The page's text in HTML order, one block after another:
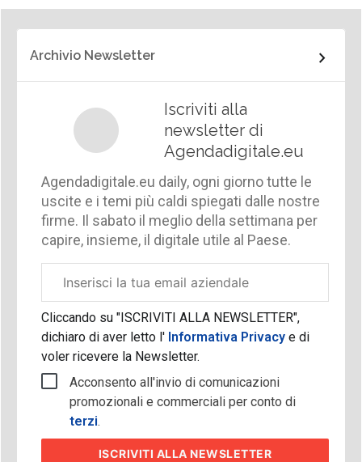
Archivio Newsletter
Iscriviti alla
newsletter di
Agendadigitale.eu
Agendadigitale.eu daily, ogni giorno tutte le
uscite e i temi più caldi spiegati dalle nostre
firme. Il sabato il meglio della settimana per
capire, insieme, il digitale utile al Paese.
aziendale
Cliccando su "ISCRIVITI ALLA NEWSLETTER",
dichiaro di aver letto l'Informativa Privacy e di
voler ricevere la Newsletter.
Acconsento all'invio di comunicazioni
promozionali e commerciali per conto di
terzi.
ISCRIVITI ALLA NEWSLETTER